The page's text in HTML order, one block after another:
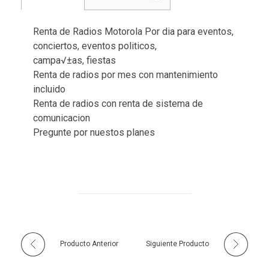
Renta de Radios Motorola Por dia para eventos,
conciertos, eventos politicos,
campa√±as, fiestas
Renta de radios por mes con mantenimiento
incluido
Renta de radios con renta de sistema de
comunicacion
Pregunte por nuestos planes
Producto Anterior Siguiente Producto